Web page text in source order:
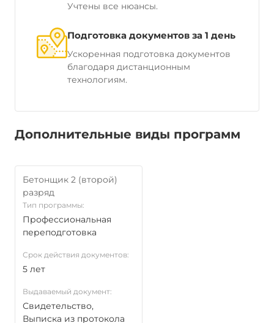
Учтены все нюансы.
Подготовка документов за 1 день
Ускоренная подготовка документов
благодаря дистанционным
технологиям.
Дополнительные виды программ
Бетонщик 2 (второй)
разряд
Тип программы:
Профессиональная
переподготовка
Срок действия документов:
5 лет
Выдаваемый документ:
Свидетельство,
Выписка из протокола